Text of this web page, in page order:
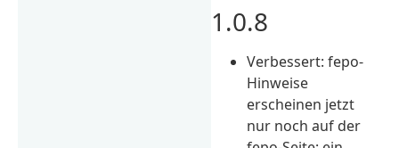
1.0.8
Verbessert: fepo-
Hinweise
erscheinen jetzt
nur noch auf der